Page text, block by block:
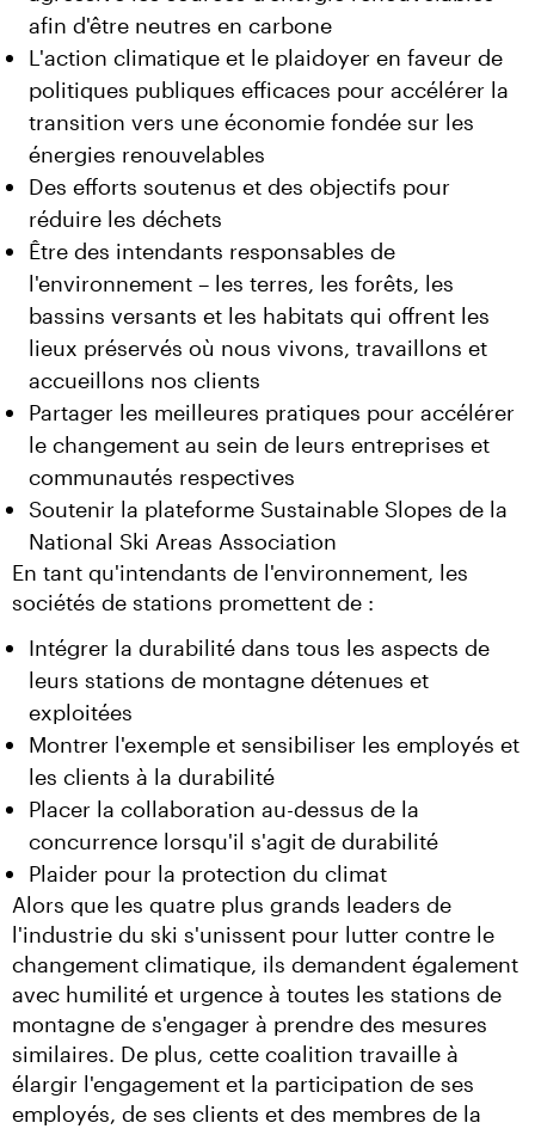
afin d'être neutres en carbone
L'action climatique et le plaidoyer en faveur de
politiques publiques efficaces pour accélérer la
transition vers une économie fondée sur les
énergies renouvelables
Des efforts soutenus et des objectifs pour
réduire les déchets
Être des intendants responsables de
l'environnement – les terres, les forêts, les
bassins versants et les habitats qui offrent les
lieux préservés où nous vivons, travaillons et
accueillons nos clients
Partager les meilleures pratiques pour accélérer
le changement au sein de leurs entreprises et
communautés respectives
Soutenir la plateforme Sustainable Slopes de la
National Ski Areas Association
En tant qu'intendants de l'environnement, les
sociétés de stations promettent de :
Intégrer la durabilité dans tous les aspects de
leurs stations de montagne détenues et
exploitées
Montrer l'exemple et sensibiliser les employés et
les clients à la durabilité
Placer la collaboration au-dessus de la
concurrence lorsqu'il s'agit de durabilité
Plaider pour la protection du climat
Alors que les quatre plus grands leaders de
l'industrie du ski s'unissent pour lutter contre le
changement climatique, ils demandent également
avec humilité et urgence à toutes les stations de
montagne de s'engager à prendre des mesures
similaires. De plus, cette coalition travaille à
élargir l'engagement et la participation de ses
employés, de ses clients et des membres de la